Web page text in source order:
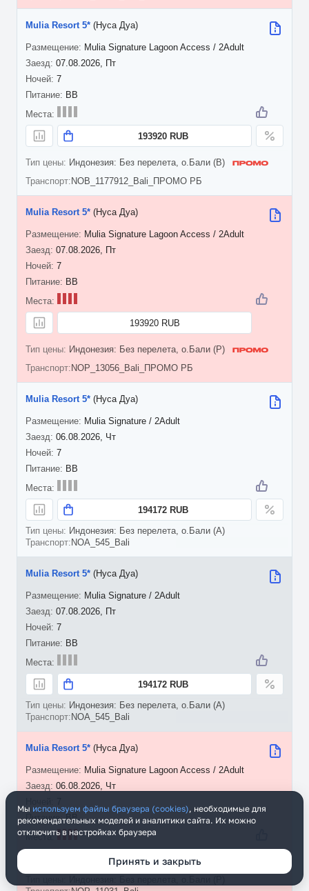
07.08.2026, Пт
7
Mulia Resort 5* (Нуса Дуа)
Mulia Signature Lagoon Access / 2Adult
BB
193920 RUB
Индонезия: Без перелета, о.Бали (B)
NOB_1177912_Bali_ПРОМО РБ
07.08.2026, Пт
7
Mulia Resort 5* (Нуса Дуа)
Mulia Signature Lagoon Access / 2Adult
BB
193920 RUB
Индонезия: Без перелета, о.Бали (P)
NOP_13056_Bali_ПРОМО РБ
06.08.2026, Чт
7
Mulia Resort 5* (Нуса Дуа)
Mulia Signature / 2Adult
BB
194172 RUB
Индонезия: Без перелета, о.Бали (A)
NOA_545_Bali
07.08.2026, Пт
7
Mulia Resort 5* (Нуса Дуа)
Mulia Signature / 2Adult
BB
194172 RUB
Индонезия: Без перелета, о.Бали (A)
NOA_545_Bali
06.08.2026, Чт
Mulia Resort 5* (Нуса Дуа)
Mulia Signature Lagoon Access / 2Adult
BB
199222 RUB
Мы используем файлы браузера (cookies), необходимые для
рекомендательных моделей и аналитики сайта. Их можно
отключить в настройках браузера
Принять и закрыть